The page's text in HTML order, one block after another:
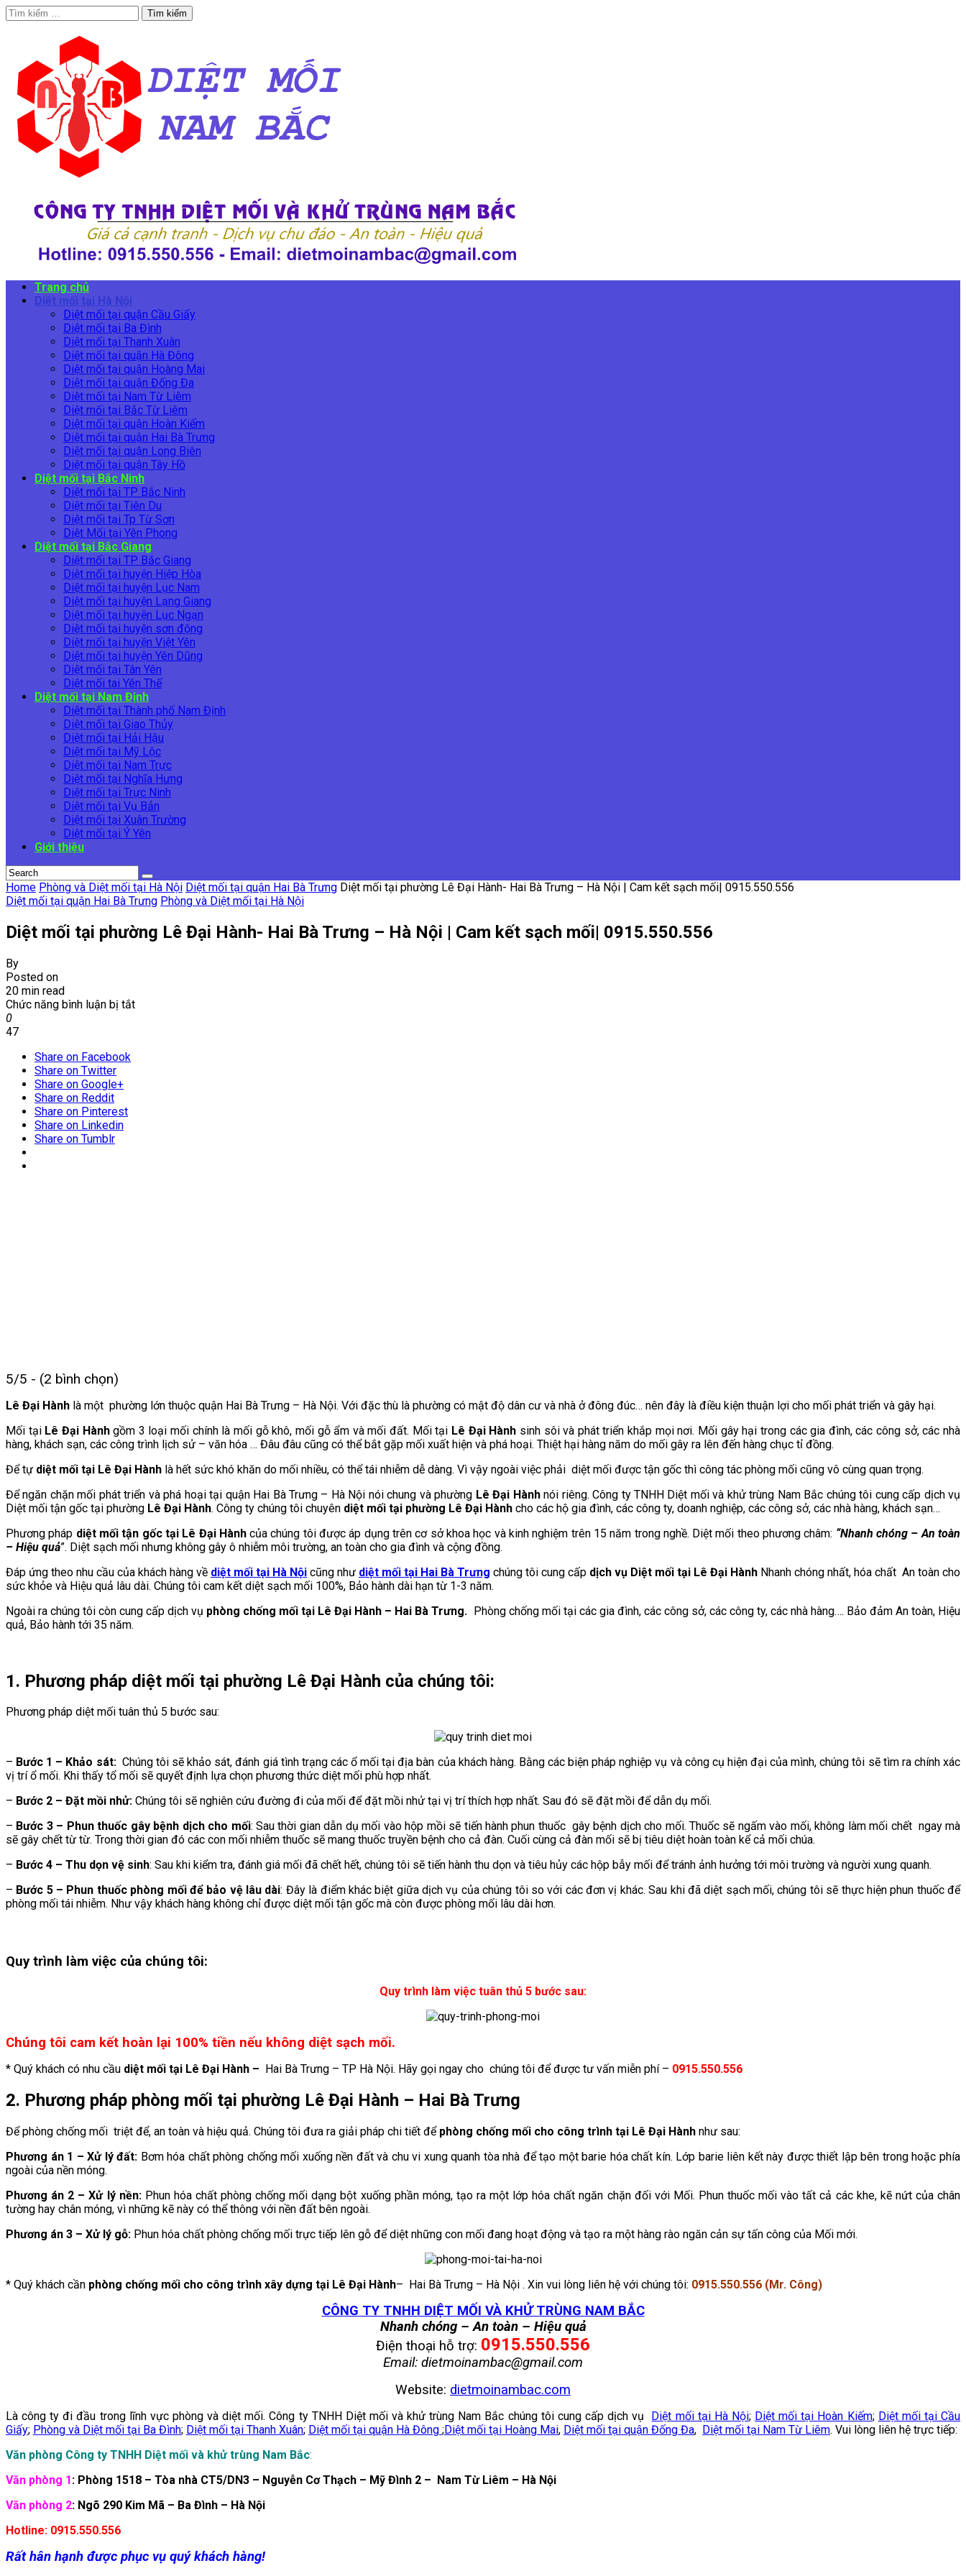
Tìm
kiếm
Trang chủ
Diệt mối tại Hà Nội
Diệt mối tại quận Cầu Giấy
Diệt mối tại Ba Đình
Diệt mối tại Thanh Xuân
Diệt mối tại quận Hà Đông
Diệt mối tại quận Hoàng Mai
Diệt mối tại quận Đống Đa
Diệt mối tại Nam Từ Liêm
Diệt mối tại Bắc Từ Liêm
Diệt mối tại quận Hoàn Kiếm
Diệt mối tại quận Hai Bà Trưng
Diệt mối tại quận Long Biên
Diệt mối tại quận Tây Hồ
Diệt mối tại Bắc Ninh
Diệt mối tại TP Bắc Ninh
Diệt mối tại Tiên Du
Diệt mối tại Tp Từ Sơn
Diệt Mối tại Yên Phong
Diệt mối tại Bắc Giang
Diệt mối tại TP Bắc Giang
Diệt mối tại huyện Hiệp Hòa
Diệt mối tại huyện Lục Nam
Diệt mối tại huyện Lạng Giang
Diệt mối tại huyện Lục Ngạn
Diệt mối tại huyện sơn động
Diệt mối tại huyện Việt Yên
Diệt mối tại huyện Yên Dũng
Diệt mối tại Tân Yên
Diệt mối tai Yên Thế
Diệt mối tại Nam Định
Diệt mối tại Thành phố Nam Định
Diệt mối tại Giao Thủy
Diệt mối tại Hải Hậu
Diệt mối tại Mỹ Lộc
Diệt mối tại Nam Trực
Diệt mối tại Nghĩa Hưng
Diệt mối tại Trực Ninh
Diệt mối tại Vụ Bản
Diệt mối tại Xuân Trường
Diệt mối tại Ý Yên
Giới thiệu
Home Phòng và Diệt mối tại Hà Nội Diệt mối tại quận Hai Bà Trưng Diệt mối tại phường Lê Đại Hành- Hai Bà Trưng – Hà Nội | Cam kết sạch mối| 0915.550.556
Diệt mối tại quận Hai Bà Trưng Phòng và Diệt mối tại Hà Nội
Diệt mối tại phường Lê Đại Hành- Hai Bà Trưng – Hà Nội | Cam kết sạch mối| 0915.550.556
By
Posted on
20 min read
Chức năng bình luận bị tắtở
0
47
Share on Facebook
Share on Twitter
Share on Google+
Share on Reddit
Share on Pinterest
Share on Linkedin
Share on Tumblr
5/5 - (2 bình chọn)
Lê Đại Hành là một phường lớn thuộc quận Hai Bà Trưng – Hà Nội. Với đặc thù là phường có mật độ dân cư và nhà ở đông đúc… nên đây là điều kiện thuận lợi cho mối phát triển và gây hại.
Mối tại Lê Đại Hành gồm 3 loại mối chính là mối gỗ khô, mối gỗ ẩm và mối đất. Mối tại Lê Đại Hành sinh sôi và phát triển khắp mọi nơi. Mối gây hại trong các gia đình, các công sở, các nhà
hàng, khách sạn, các công trình lịch sử – văn hóa … Đâu đâu cũng có thể bắt gặp mối xuất hiện và phá hoại. Thiệt hại hàng năm do mối gây ra lên đến hàng chục tỉ đồng.
Để tự diệt mối tại Lê Đại Hành là hết sức khó khăn do mối nhiều, có thể tái nhiễm dễ dàng. Vì vậy ngoài việc phải diệt mối được tận gốc thì công tác phòng mối cũng vô cùng quan trọng.
Để ngăn chặn mối phát triển và phá hoại tại quận Hai Bà Trưng – Hà Nội nói chung và phường Lê Đại Hành nói riêng. Công ty TNHH Diệt mối và khử trùng Nam Bắc chúng tôi cung cấp dịch vụ
Diệt mối tận gốc tại phường Lê Đại Hành. Công ty chúng tôi chuyên diệt mối tại phường Lê Đại Hành cho các hộ gia đình, các công ty, doanh nghiệp, các công sở, các nhà hàng, khách sạn…
Phương pháp diệt mối tận gốc tại Lê Đại Hànhcủa chúng tôi được áp dụng trên cơ sở khoa học và kinh nghiệm trên 15 năm trong nghề. Diệt mối theo phương châm: “Nhanh chóng – An toàn
– Hiệu quả”. Diệt sạch mối nhưng không gây ô nhiễm môi trường, an toàn cho gia đình và cộng đồng.
Đáp ứng theo nhu cầu của khách hàng về diệt mối tại Hà Nội cũng như diệt mối tại Hai Bà Trưng chúng tôi cung cấp dịch vụ Diệt mối tại Lê Đại Hành Nhanh chóng nhất, hóa chất An toàn cho
sức khỏe và Hiệu quả lâu dài. Chúng tôi cam kết diệt sạch mối 100%, Bảo hành dài hạn từ 1-3 năm.
Ngoài ra chúng tôi còn cung cấp dịch vụ phòng chống mối tại Lê Đại Hành – Hai Bà Trưng. Phòng chống mối tại các gia đình, các công sở, các công ty, các nhà hàng…. Bảo đảm An toàn, Hiệu
quả, Bảo hành tới 35 năm.
1. Phương pháp diệt mối tại phường Lê Đại Hành của chúng tôi:
Phương pháp diệt mối tuân thủ 5 bước sau:
– Bước 1 – Khảo sát:Chúng tôi sẽ khảo sát, đánh giá tình trạng các ổ mối tại địa bàn của khách hàng. Bằng các biện pháp nghiệp vụ và công cụ hiện đại của mình, chúng tôi sẽ tìm ra chính xác
vị trí ổ mối. Khi thấy tổ mối sẽ quyết định lựa chọn phương thức diệt mối phù hợp nhất.
– Bước 2 – Đặt mồi nhử: Chúng tôi sẽ nghiên cứu đường đi của mối để đặt mồi nhử tại vị trí thích hợp nhất. Sau đó sẽ đặt mồi để dẫn dụ mối.
– Bước 3 – Phun thuốc gây bệnh dịch cho mối: Sau thời gian dẫn dụ mối vào hộp mồi sẽ tiến hành phun thuốc gây bệnh dịch cho mối. Thuốc sẽ ngấm vào mối, không làm mối chết ngay mà
sẽ gây chết từ từ. Trong thời gian đó các con mối nhiễm thuốc sẽ mang thuốc truyền bệnh cho cả đàn. Cuối cùng cả đàn mối sẽ bị tiêu diệt hoàn toàn kể cả mối chúa.
– Bước 4 – Thu dọn vệ sinh: Sau khi kiểm tra, đánh giá mối đã chết hết, chúng tôi sẽ tiến hành thu dọn và tiêu hủy các hộp bẫy mối để tránh ảnh hưởng tới môi trường và người xung quanh.
– Bước 5 – Phun thuốc phòng mối để bảo vệ lâu dài: Đây là điểm khác biệt giữa dịch vụ của chúng tôi so với các đơn vị khác. Sau khi đã diệt sạch mối, chúng tôi sẽ thực hiện phun thuốc để
phòng mối tái nhiễm. Như vậy khách hàng không chỉ được diệt mối tận gốc mà còn được phòng mối lâu dài hơn.
Quy trình làm việc của chúng tôi:
Quy trình làm việc tuân thủ 5 bước sau:
Chúng tôi cam kết hoàn lại 100% tiền nếu không diệt sạch mối.
* Quý khách có nhu cầu diệt mối tại Lê Đại Hành – Hai Bà Trưng – TP Hà Nội. Hãy gọi ngay cho chúng tôi để được tư vấn miễn phí – 0915.550.556
2. Phương pháp phòng mối tại phường Lê Đại Hành – Hai Bà Trưng
Để phòng chống mối triệt để, an toàn và hiệu quả. Chúng tôi đưa ra giải pháp chi tiết để phòng chống mối cho công trình tại Lê Đại Hành như sau:
Phương án 1 – Xử lý đất: Bơm hóa chất phòng chống mối xuống nền đất và chu vi xung quanh tòa nhà để tạo một barie hóa chất kín. Lớp barie liên kết này được thiết lập bên trong hoặc phía
ngoài của nền móng.
Phương án 2 – Xử lý nền:Phun hóa chất phòng chống mối dạng bột xuống phần móng, tạo ra một lớp hóa chất ngăn chặn đối với Mối. Phun thuốc mối vào tất cả các khe, kẽ nứt của chân
tường hay chân móng, vì những kẽ này có thể thông với nền đất bên ngoài.
Phương án 3 – Xử lý gỗ: Phun hóa chất phòng chống mối trực tiếp lên gỗ để diệt những con mối đang hoạt động và tạo ra một hàng rào ngăn cản sự tấn công của Mối mới.
* Quý khách cần phòng chống mối cho công trình xây dựng tại Lê Đại Hành– Hai Bà Trưng – Hà Nội . Xin vui lòng liên hệ với chúng tôi: 0915.550.556 (Mr. Công)
CÔNG TY TNHH DIỆT MỐI VÀ KHỬ TRÙNG NAM BẮC
Nhanh chóng – An toàn – Hiệu quả
Điện thoại hỗ trợ: 0915.550.556
Email: dietmoinambac@gmail.com
Website: dietmoinambac.com
Là công ty đi đầu trong lĩnh vực phòng và diệt mối. Công ty TNHH Diệt mối và khử trùng Nam Bắc chúng tôi cung cấp dịch vụ Diệt mối tại Hà Nội; Diệt mối tại Hoàn Kiếm; Diệt mối tại Cầu
Giấy; Phòng và Diệt mối tại Ba Đình; Diệt mối tại Thanh Xuân; Diệt mối tại quận Hà Đông ;Diệt mối tại Hoàng Mai, Diệt mối tại quận Đống Đa, Diệt mối tại Nam Từ Liêm. Vui lòng liên hệ trực tiếp:
Văn phòng Công ty TNHH Diệt mối và khử trùng Nam Bắc:
Văn phòng 1: Phòng 1518 – Tòa nhà CT5/DN3 – Nguyễn Cơ Thạch – Mỹ Đình 2 – Nam Từ Liêm – Hà Nội
Văn phòng 2: Ngõ 290 Kim Mã – Ba Đình – Hà Nội
Hotline: 0915.550.556
Rất hân hạnh được phục vụ quý khách hàng!